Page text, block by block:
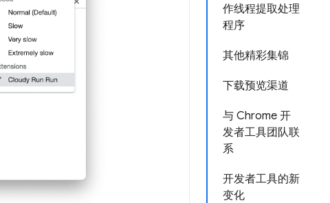
作线程提取处理
程序
其他精彩集锦
下载预览渠道
与 Chrome 开
发者工具团队联
系
开发者工具的新
变化